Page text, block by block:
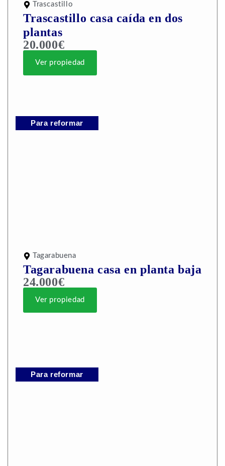
Trascastillo
Trascastillo casa caída en dos
plantas
20.000€
Ver propiedad
Para reformar
Tagarabuena
Tagarabuena casa en planta baja
24.000€
Ver propiedad
Para reformar